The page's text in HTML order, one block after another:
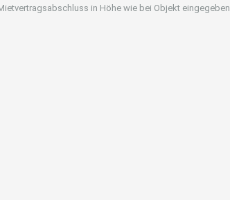
in Höhe wie bei Objekt eingegeben